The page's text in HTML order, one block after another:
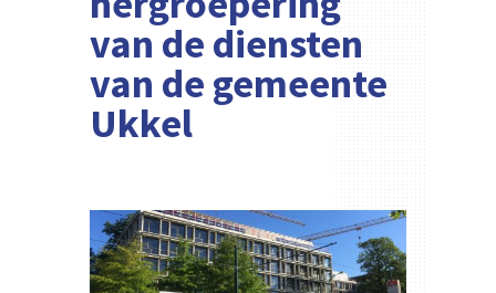
van de diensten
van de gemeente
Ukkel